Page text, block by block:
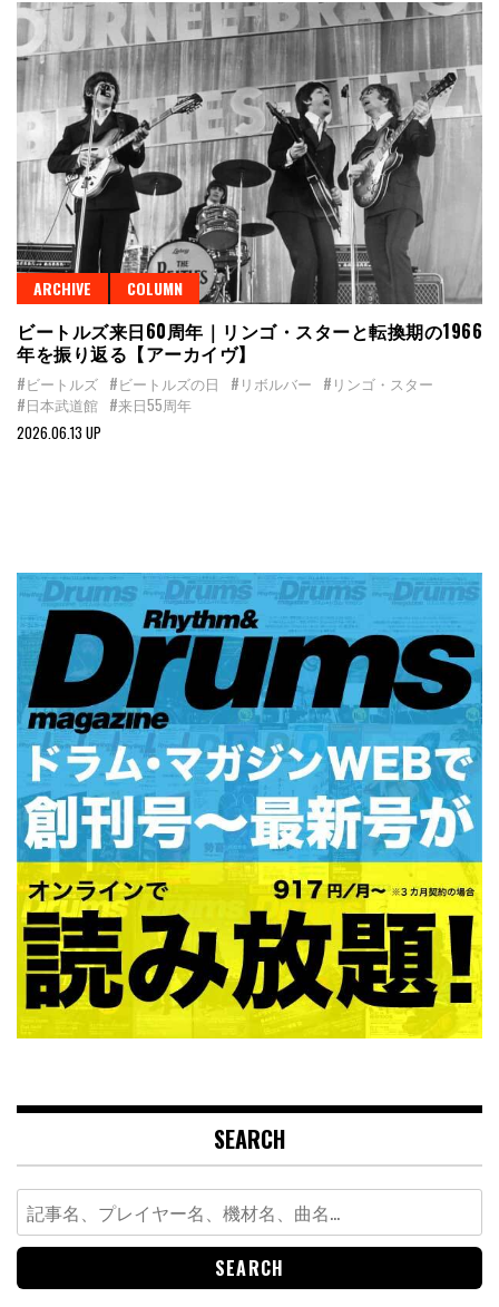
ARCHIVE COLUMN
ビートルズ来日60周年｜リンゴ・スターと転換期の1966
年を振り返る【アーカイヴ】
#ビートルズ #ビートルズの日 #リボルバー #リンゴ・スター
#日本武道館 #来日55周年
2026.06.13 UP
SEARCH
Search
for: